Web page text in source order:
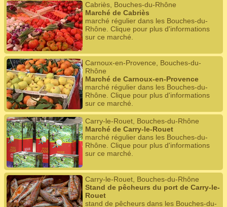
Cabriès, Bouches-du-Rhône
Marché de Cabriès
marché régulier dans les Bouches-du-
Rhône. Clique pour plus d'informations
sur ce marché.
Carnoux-en-Provence, Bouches-du-
Rhône
Marché de Carnoux-en-Provence
marché régulier dans les Bouches-du-
Rhône. Clique pour plus d'informations
sur ce marché.
Carry-le-Rouet, Bouches-du-Rhône
Marché de Carry-le-Rouet
marché régulier dans les Bouches-du-
Rhône. Clique pour plus d'informations
sur ce marché.
Carry-le-Rouet, Bouches-du-Rhône
Stand de pêcheurs du port de Carry-le-
Rouet
stand de pêcheurs dans les Bouches-du-